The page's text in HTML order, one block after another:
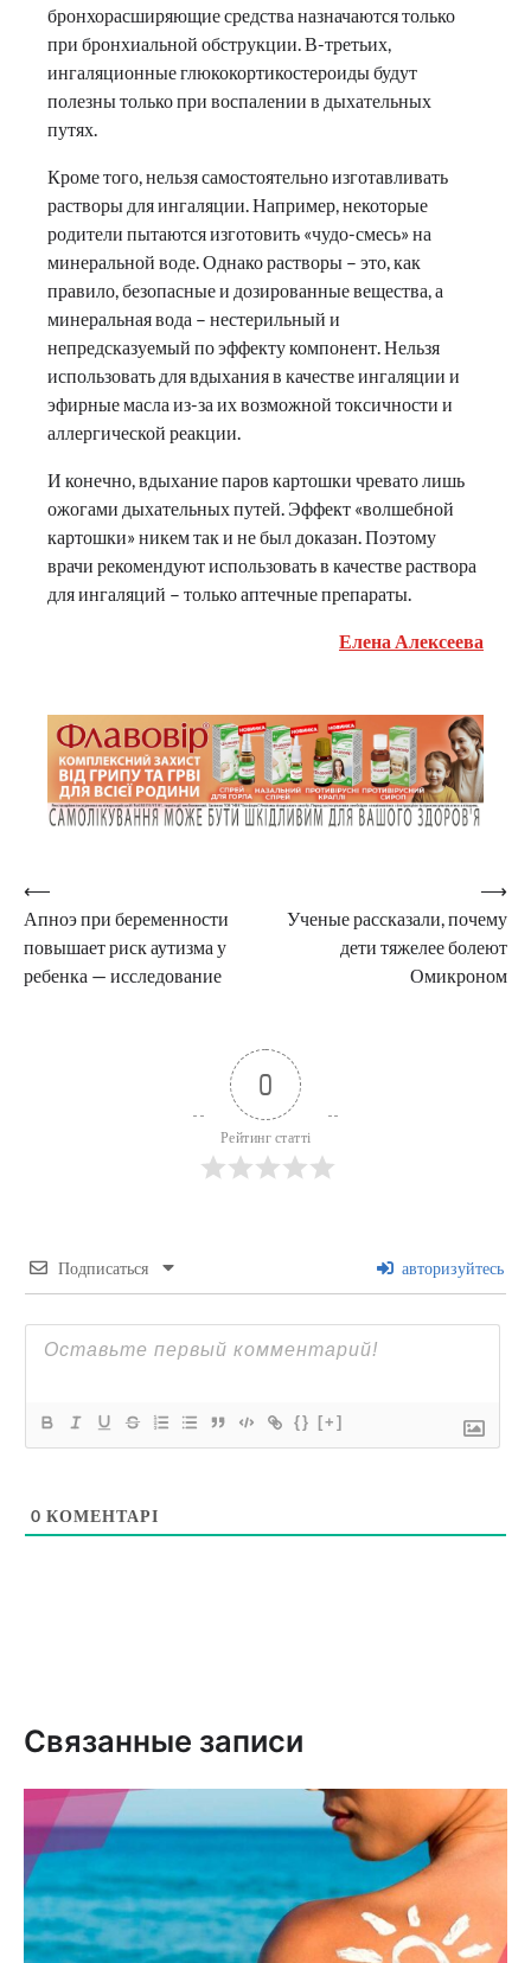
бронхорасширяющие средства назначаются только
при бронхиальной обструкции. В-третьих,
ингаляционные глюкокортикостероиды будут
полезны только при воспалении в дыхательных
путях.
Кроме того, нельзя самостоятельно изготавливать
растворы для ингаляции. Например, некоторые
родители пытаются изготовить «чудо-смесь» на
минеральной воде. Однако растворы – это, как
правило, безопасные и дозированные вещества, а
минеральная вода – нестерильный и
непредсказуемый по эффекту компонент. Нельзя
использовать для вдыхания в качестве ингаляции и
эфирные масла из-за их возможной токсичности и
аллергической реакции.
И конечно, вдыхание паров картошки чревато лишь
ожогами дыхательных путей. Эффект «волшебной
картошки» никем так и не был доказан. Поэтому
врачи рекомендуют использовать в качестве раствора
для ингаляций – только аптечные препараты.
Елена Алексеева
Навигация
по
записям
⟵
Апноэ при беременности
повышает риск аутизма у
ребенка — исследование
Ученые рассказали, почему
дети тяжелее болеют
Омикроном
⟶
0
Рейтинг статті
Подписаться авторизуйтесь
{} [+]
0 КОМЕНТАРІ
Связанные записи